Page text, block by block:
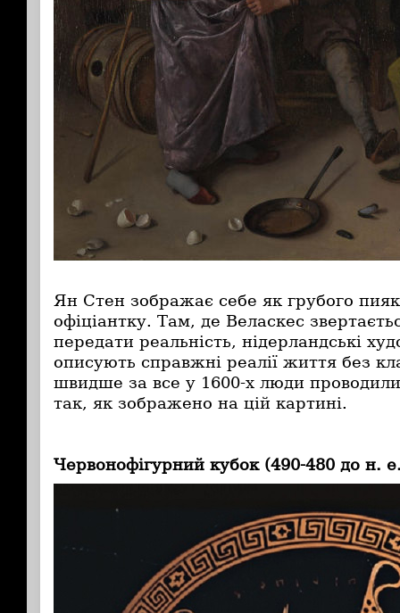
Ян Стен зображає себе як грубого
офіціантку. Там, де Веласкес
передати реальність, нідерландські
описують справжні реалії життя без
швидше за все у 1600-х люди
так, як зображено на цій картині.
Червонофігурний кубок (490-480 до н.